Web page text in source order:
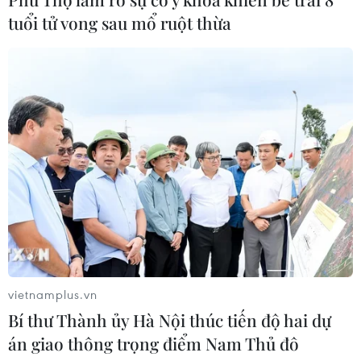
Ngân hàng Trung ương Trung Quốc
mua thêm 20 tấn vàng trong tháng 7
Sáu chuyển đổi lớn về tư duy phát
triển kinh tế có vốn đầu tư nước
ngoài
07/08/2026 14:07
Xem thêm
tuổi tử vong sau mổ ruột thừa
vietnamplus.vn
Bí thư Thành ủy Hà Nội thúc tiến độ hai dự
án giao thông trọng điểm Nam Thủ đô